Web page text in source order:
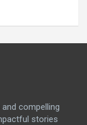
compelling
stories